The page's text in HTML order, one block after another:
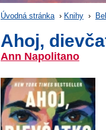
Úvodná stránka › Knihy ›
Ahoj,
Ann Napolitano